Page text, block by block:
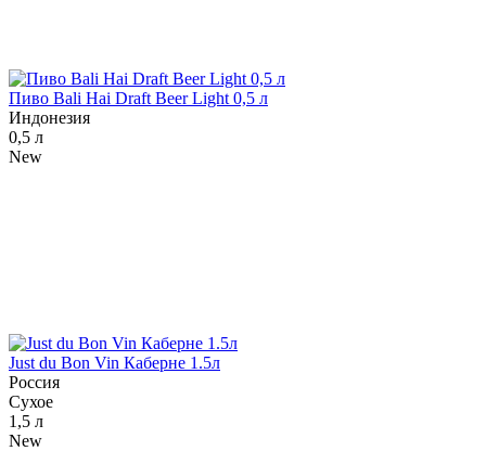
Пиво Bali Hai Draft Beer Light 0,5 л
Индонезия
0,5 л
New
Just du Bon Vin Каберне 1.5л
Россия
Сухое
1,5 л
New